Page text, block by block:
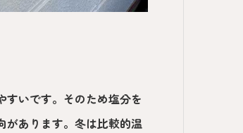
いです。そのため塩分を
があります。冬は比較的温